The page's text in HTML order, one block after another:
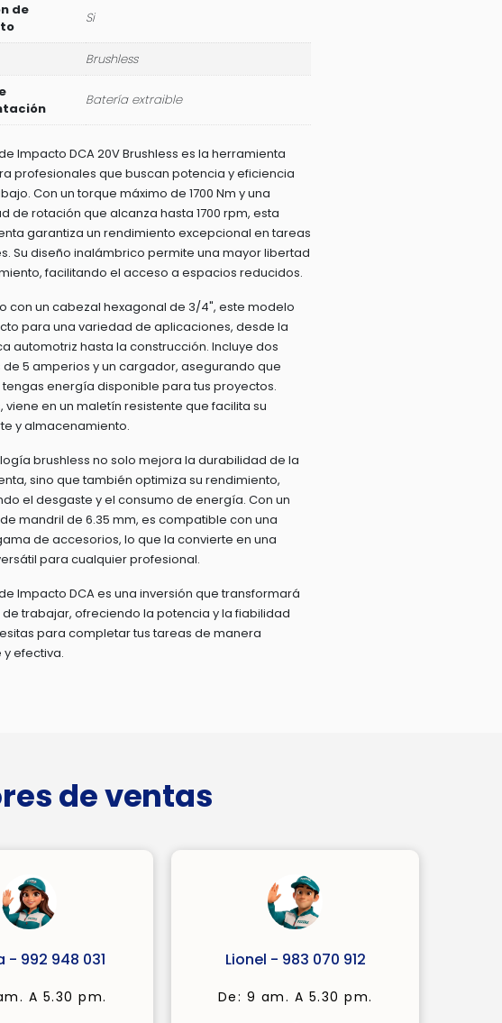
de
Si
Brushless
Batería extraible
Impacto DCA 20V Brushless es la herramienta
profesionales que buscan potencia y eficiencia
Con un torque máximo de 1700 Nm y una
de rotación que alcanza hasta 1700 rpm, esta
garantiza un rendimiento excepcional en tareas
Su diseño inalámbrico permite una mayor libertad
facilitando el acceso a espacios reducidos.
con un cabezal hexagonal de 3/4", este modelo
para una variedad de aplicaciones, desde la
automotriz hasta la construcción. Incluye dos
5 amperios y un cargador, asegurando que
energía disponible para tus proyectos.
viene en un maletín resistente que facilita su
y almacenamiento.
brushless no solo mejora la durabilidad de la
sino que también optimiza su rendimiento,
el desgaste y el consumo de energía. Con un
mandril de 6.35 mm, es compatible con una
de accesorios, lo que la convierte en una
para cualquier profesional.
Impacto DCA es una inversión que transformará
trabajar, ofreciendo la potencia y la fiabilidad
para completar tus tareas de manera
efectiva.
de ventas
- 992 948 031
A 5.30 pm.
Lionel - 983 070 912
De: 9 am. A 5.30 pm.